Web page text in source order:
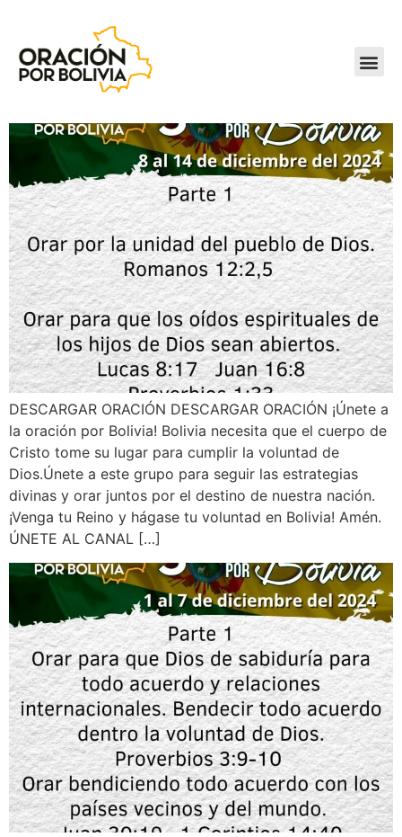
DESCARGAR ORACIÓN DESCARGAR ORACIÓN ¡Únete a
la oración por Bolivia! Bolivia necesita que el cuerpo de
Cristo tome su lugar para cumplir la voluntad de
Dios.Únete a este grupo para seguir las estrategias
divinas y orar juntos por el destino de nuestra nación.
¡Venga tu Reino y hágase tu voluntad en Bolivia! Amén.
ÚNETE AL CANAL […]